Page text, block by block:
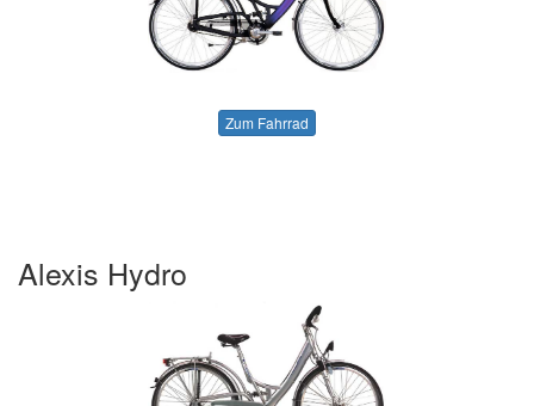
Zum Fahrrad
Alexis Hydro